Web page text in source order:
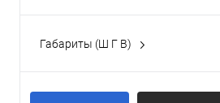
Габариты (Ш Г В)